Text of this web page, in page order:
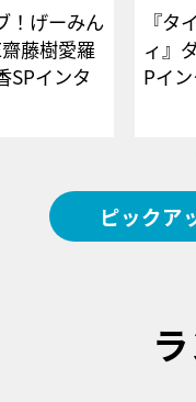
！げーみん
藤樹愛羅
SPインタ
『タ
ィ』
P
ピックア